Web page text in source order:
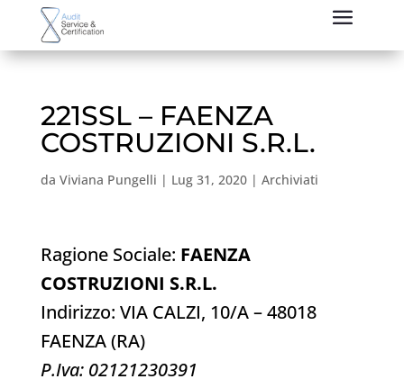
221SSL – FAENZA
COSTRUZIONI S.R.L.
da Viviana Pungelli | Lug 31, 2020| Archiviati
Ragione Sociale: FAENZA
COSTRUZIONI S.R.L.
Indirizzo: VIA CALZI, 10/A – 48018
FAENZA (RA)
P.Iva: 02121230391